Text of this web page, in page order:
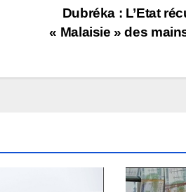
Dubréka : L’Etat
« Malaisie » des